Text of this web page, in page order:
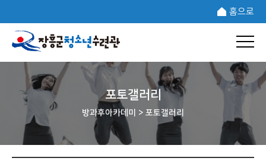
홈으로
포토갤러리
방과후아카데미 > 포토갤러리